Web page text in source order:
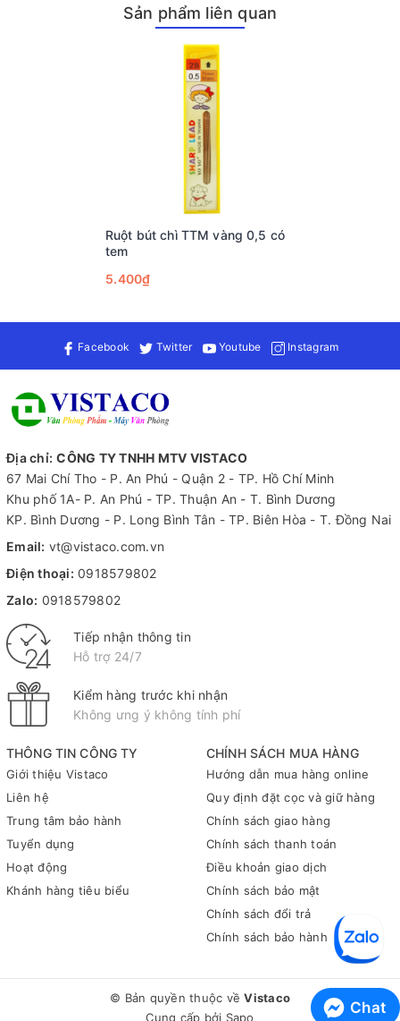
liên tục mà không bị gián đoạn.
Ruột chì được đóng gói trong hộp nhựa nhỏ gọn, giúp bảo quản
tốt và dễ dàng mang theo bên mình, phù hợp cho học sinh, sinh
Lắp ruột chì vào bút chì bấm có ngòi 0.5mm.
Bấm nhẹ để đẩy chì ra khỏi đầu bút.
Sau khi sử dụng, bảo quản ruột chì trong hộp nhựa để tránh
Để biết thêm thông tin về sản phẩm này cũng như tìm hiểu
thêm về các loại văn phòng phẩm khác, hãy liên hệ ngay với
Sản phẩm liên quan
Ruột bút chì TTM vàng 0,5 có
tem
5.400₫
Facebook Twitter Youtube Instagram
THÔNG TIN CÔNG TY
Giới thiệu Vistaco
Liên hệ
Trung tâm bảo hành
Tuyển dụng
Hoạt động
Khánh hàng tiêu biểu
CHÍNH SÁCH MUA HÀNG
Hướng dẫn mua hàng online
Quy định đặt cọc và giữ hàng
Chính sách giao hàng
Chính sách thanh toán
Điều khoản giao dịch
Chính sách bảo mật
Chính sách đổi trả
Chính sách bảo hành
Địa chỉ: CÔNG TY TNHH MTV VISTACO
67 Mai Chí Tho - P. An Phú - Quận 2 - TP. Hồ Chí Minh
Khu phố 1A- P. An Phú - TP. Thuận An - T. Bình Dương
KP. Bình Dương - P. Long Bình Tân - TP. Biên Hòa - T. Đồng Nai
Email: vt@vistaco.com.vn
Điện thoại: 0918579802
Zalo: 0918579802
Tiếp nhận thông tin
Hỗ trợ 24/7
Kiểm hàng trước khi nhận
Không ưng ý không tính phí
© Bản quyền thuộc vềVistaco
Cung cấp bởi Sapo
Chat